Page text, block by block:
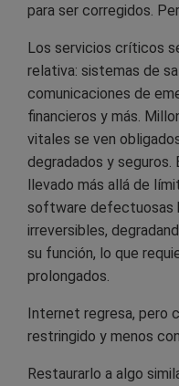
para ser corregidos.
Los servicios críticos
relativa: sistemas de
comunicaciones de
financieros y más.
vitales se ven
degradados y seguros.
llevado más allá de
software defectuosas
irreversibles,
su función, lo que
prolongados.
Internet regresa, pero
restringido y menos
Restaurarlo a algo